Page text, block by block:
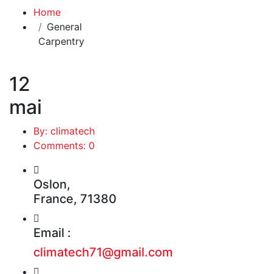
Home
General
Carpentry
12
mai
By: climatech
Comments: 0
Oslon,
France, 71380
Email :
climatech71@gmail.com